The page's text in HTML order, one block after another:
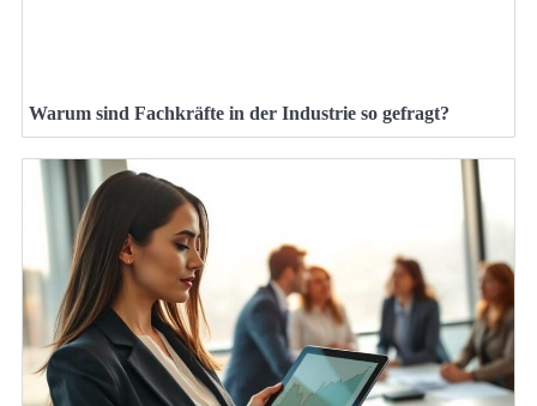
Warum sind Fachkräfte in der Industrie so gefragt?